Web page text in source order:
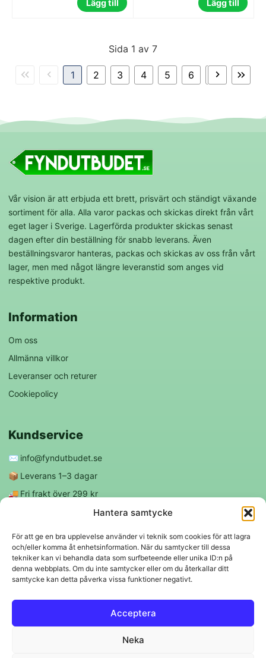
Hantera samtycke
För att ge en bra upplevelse använder vi teknik som cookies för att lagra
och/eller komma åt enhetsinformation. När du samtycker till dessa
tekniker kan vi behandla data som surfbeteende eller unika ID:n på
denna webbplats. Om du inte samtycker eller om du återkallar ditt
samtycke kan detta påverka vissa funktioner negativt.
Acceptera
Neka
Lägg till
Lägg till
Sida 1 av 7
1 2 3 4 5 6 7
Vår vision är att erbjuda ett brett, prisvärt och ständigt växande
sortiment för alla. Alla varor packas och skickas direkt från vårt
eget lager i Sverige. Lagerförda produkter skickas senast
dagen efter din beställning för snabb leverans. Även
beställningsvaror hanteras, packas och skickas av oss från vårt
lager, men med något längre leveranstid som anges vid
respektive produkt.
Information
Om oss
Allmänna villkor
Leveranser och returer
Cookiepolicy
Kundservice
✉️ info@fyndutbudet.se
📦 Leverans 1–3 dagar
🚚 Fri frakt över 299 kr
Följ oss
f ◎
Trygga betalningar
Swish